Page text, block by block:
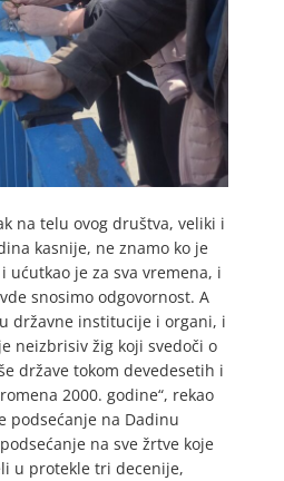
na telu ovog društva, veliki i
kasnije, ne znamo ko je
je za sva vremena, i
snosimo odgovornost. A
državne institucije i organi, i
neizbrisiv žig koji svedoči o
države tokom devedesetih i
2000. godine“, rekao
podsećanje na Dadinu
na sve žrtve koje
u protekle tri decenije,